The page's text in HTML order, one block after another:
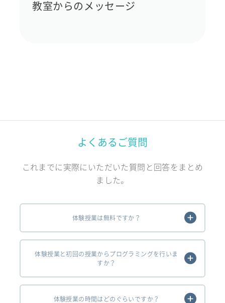
教室からのメッセージ
よくあるご質問
これまでに実際にいただいた質問と回答をまとめ
ました。
体験授業は無料ですか？
体験授業と初回の授業からプログラミングを行いま
すか？
体験授業の時間はどのぐらいですか？